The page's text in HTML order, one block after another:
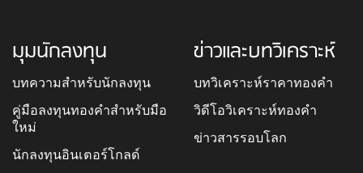
มุมนักลงทุน
บทความสำหรับนักลงทุน
คู่มือลงทุนทองคำสำหรับมือ
ใหม่
นักลงทุนอินเตอร์โกลด์
ข่าวและบทวิเคราะห์
บทวิเคราะห์ราคาทองคำ
วิดีโอวิเคราะห์ทองคำ
ข่าวสารรอบโลก